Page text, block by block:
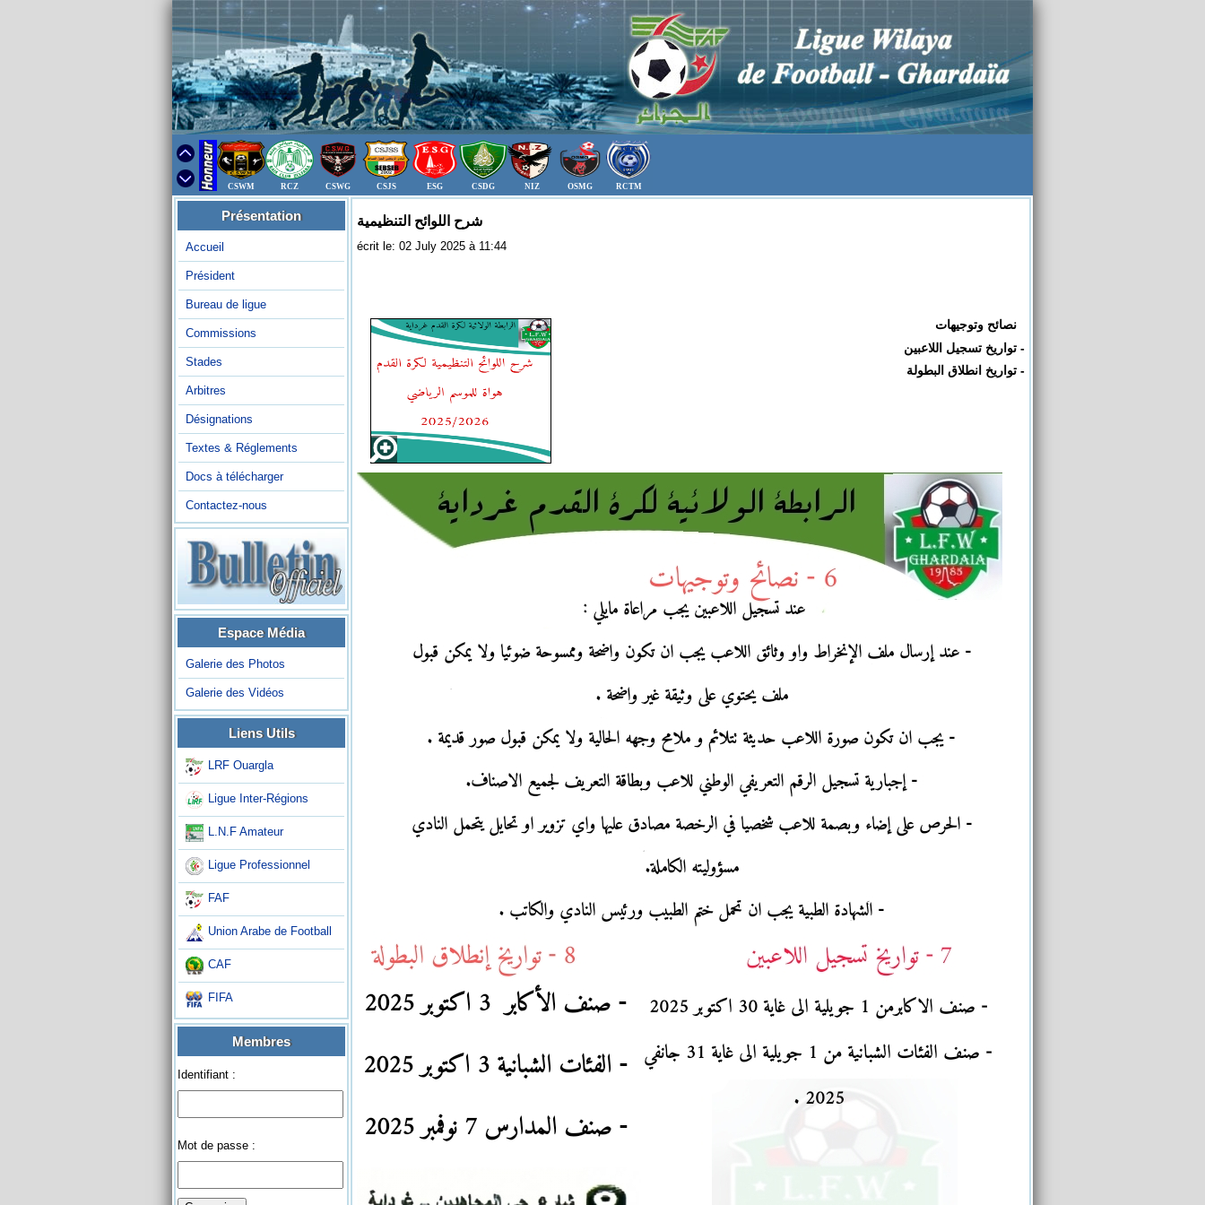
CSWM RCZ CSWG CSJS ESG CSDG NIZ OSMG RCTM
Présentation
Accueil
Président
Bureau de ligue
Commissions
Stades
Arbitres
Désignations
Textes & Réglements
Docs à télécharger
Contactez-nous
Espace Média
Galerie des Photos
Galerie des Vidéos
Liens Utils
LRF Ouargla
Ligue Inter-Régions
L.N.F Amateur
Ligue Professionnel
FAF
Union Arabe de Football
CAF
FIFA
Membres
Identifiant :
Mot de passe :
شرح اللوائح التنظيمية
écrit le: 02 July 2025 à 11:44
نصائح وتوجيهات
- تواريخ تسجيل اللاعبين
- تواريخ انطلاق البطولة